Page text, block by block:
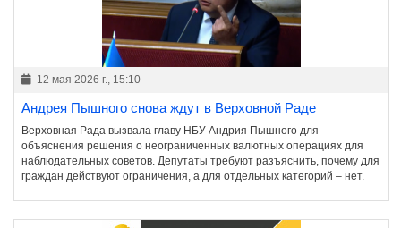
12 мая 2026 г., 15:10
Андрея Пышного снова ждут в Верховной Раде
Верховная Рада вызвала главу НБУ Андрия Пышного для
объяснения решения о неограниченных валютных операциях для
наблюдательных советов. Депутаты требуют разъяснить, почему для
граждан действуют ограничения, а для отдельных категорий – нет.